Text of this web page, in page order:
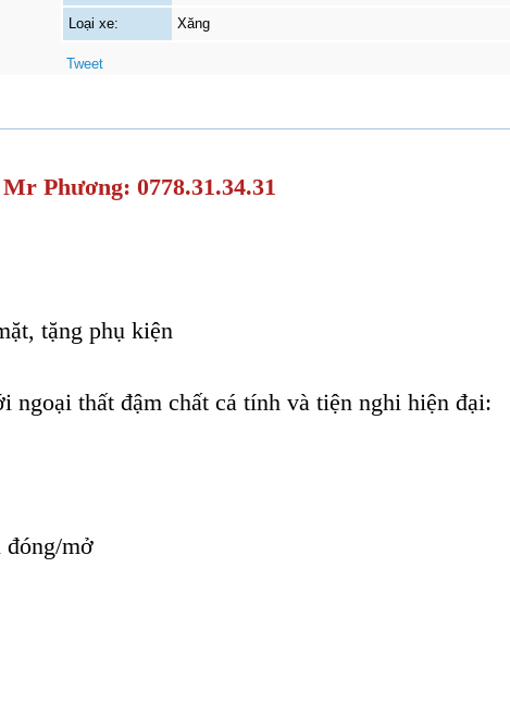
Loại xe: Xăng
Tweet
Phương: 0778.31.34.31
tặng phụ kiện
ngoại thất đậm chất cá tính và tiện nghi hiện đại:
đóng/mở